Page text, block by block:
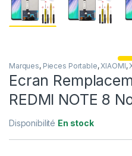
Marques, Pieces Portable, XIAOMI,
Ecran
REDMI NOTE 8
Disponibilité En stock